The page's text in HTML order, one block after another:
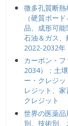
微多孔質断
（硬質ボー
品、成形可能
石油＆ガス、
2022-2032年
カーボン・
2034）：土
ー・クレジ
レジット、
クレジット
世界の医薬
別、技術別